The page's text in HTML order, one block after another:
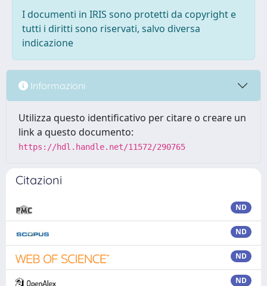
I documenti in IRIS sono protetti da copyright e
tutti i diritti sono riservati, salvo diversa
indicazione
Informazioni
Utilizza questo identificativo per citare o creare un
link a questo documento:
https://hdl.handle.net/11572/290765
Citazioni
ND
ND
ND
ND